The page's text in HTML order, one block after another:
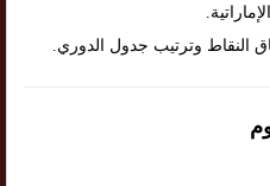
النقاط وترتيب جدول الدوري.